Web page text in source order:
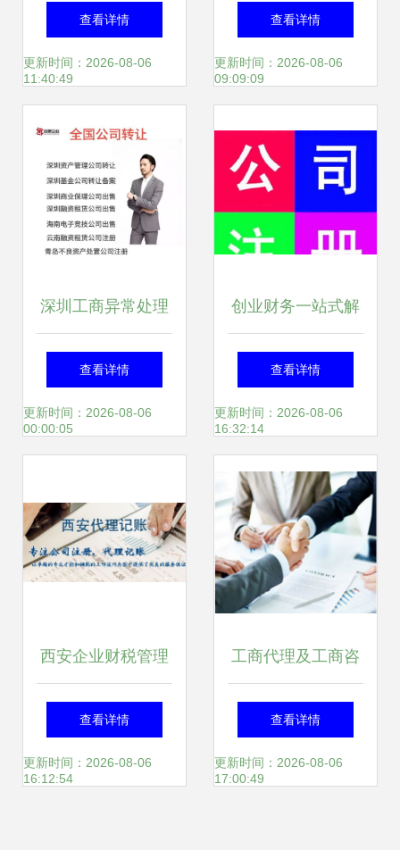
工商户，助力经济
稳增长
查看详情
更新时间：2026-08-06
11:40:49
办理的可靠性分析
与投资咨询服务关
查看详情
更新时间：2026-08-06
09:09:09
深圳工商异常处理
及文登市工商咨询
服务指南
查看详情
更新时间：2026-08-06
00:00:05
创业财务一站式解
决——600元搞定
工商注册与长期运
营保障
查看详情
更新时间：2026-08-06
16:32:14
西安企业财税管理
指南 代理记账、纳
税申报与工商咨询
查看详情
更新时间：2026-08-06
16:12:54
工商代理及工商咨
询服务详解
查看详情
更新时间：2026-08-06
17:00:49